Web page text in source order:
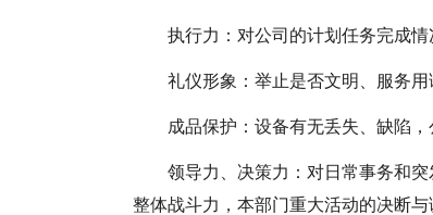
执行力：对公司的计划任务完成情
礼仪形象：举止是否文明、服务用
成品保护：设备有无丢失、缺陷，
领导力、决策力：对日常事务和
整体战斗力，本部门重大活动的决断与